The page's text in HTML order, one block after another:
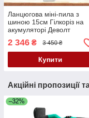
Ланцюгова міні-пила з
шиною 15см Гілкоріз на
акумуляторі Деволт
DeWalt DCM155N 24V
2 346 ₴ 3 450 ₴
Купити
Акційні пропозиції
–32%